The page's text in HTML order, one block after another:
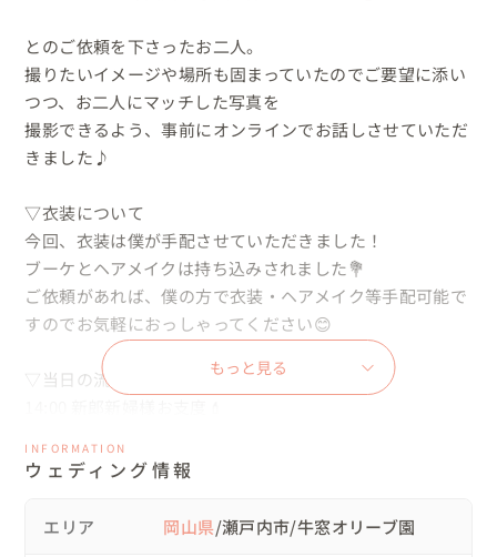
とのご依頼を下さったお二人。
撮りたいイメージや場所も固まっていたのでご要望に添い
つつ、お二人にマッチした写真を
撮影できるよう、事前にオンラインでお話しさせていただ
きました♪
▽衣装について
今回、衣装は僕が手配させていただきました！
ブーケとヘアメイクは持ち込みされました💐
ご依頼があれば、僕の方で衣装・ヘアメイク等手配可能で
すのでお気軽におっしゃってください😊
▽当日の流れ
16:00 牛窓海水浴場🌊での撮影
もっと見る
INFORMATION
ウェディング情報
エリア 岡山県/瀬戸内市/牛窓オリーブ園